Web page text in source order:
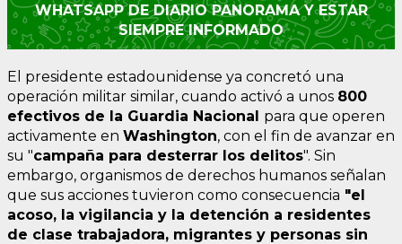
WHATSAPP DE DIARIO PANORAMA Y ESTAR
SIEMPRE INFORMADO
El presidente estadounidense ya concretó una
operación militar similar, cuando activó a unos 800
efectivos de la Guardia Nacional para que operen
activamente en Washington, con el fin de avanzar en
su "campaña para desterrar los delitos". Sin
embargo, organismos de derechos humanos señalan
que sus acciones tuvieron como consecuencia "el
acoso, la vigilancia y la detención a residentes
de clase trabajadora, migrantes y personas sin